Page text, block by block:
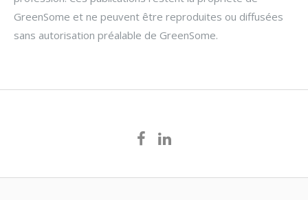
GreenSome et ne peuvent être reproduites ou diffusées
sans autorisation préalable de GreenSome.